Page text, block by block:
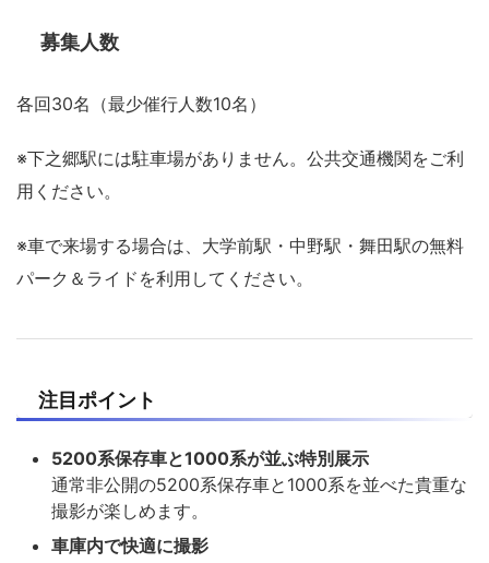
募集人数
各回30名（最少催行人数10名）
※下之郷駅には駐車場がありません。公共交通機関をご利
用ください。
※車で来場する場合は、大学前駅・中野駅・舞田駅の無料
パーク＆ライドを利用してください。
注目ポイント
5200系保存車と1000系が並ぶ特別展示
通常非公開の5200系保存車と1000系を並べた貴重な
撮影が楽しめます。
車庫内で快適に撮影